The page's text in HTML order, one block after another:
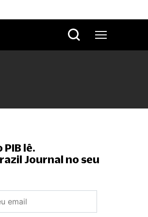
PIB lê.
Journal no seu